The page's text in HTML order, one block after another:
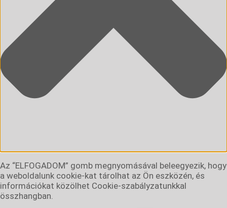
Az “ELFOGADOM” gomb megnyomásával beleegyezik, hogy
a weboldalunk cookie-kat tárolhat az Ön eszközén, és
információkat közölhet Cookie-szabályzatunkkal
összhangban.